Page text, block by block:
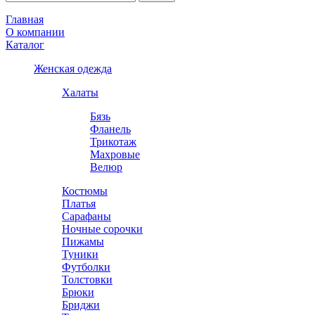
Главная
О компании
Каталог
Женская одежда
Халаты
Бязь
Фланель
Трикотаж
Махровые
Велюр
Костюмы
Платья
Сарафаны
Ночные сорочки
Пижамы
Туники
Футболки
Толстовки
Брюки
Бриджи